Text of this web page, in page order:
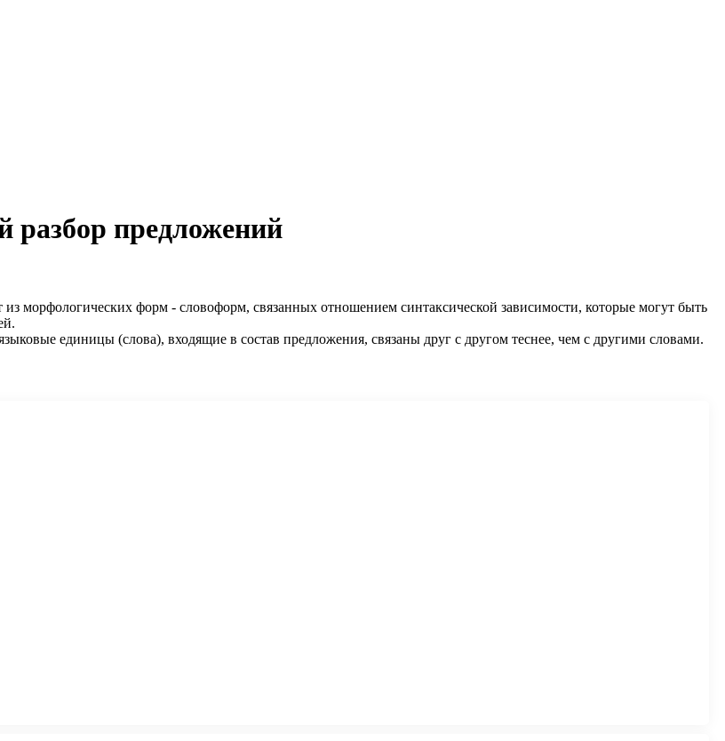
разбор предложений
из морфологических форм - словоформ, связанных отношением синтаксической зависимости, которые могут быть
единицы (слова), входящие в состав предложения, связаны друг с другом теснее, чем с другими словами.